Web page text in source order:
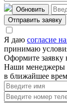
Обновить
Отправить заявку
Я даю согласие
принимаю
Оформите заявку
Наши менеджеры
в ближайшее